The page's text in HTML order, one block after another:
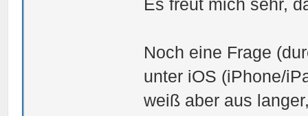
Es freut mich sehr,
Noch eine Frage
unter iOS (iPhone/
weiß aber aus